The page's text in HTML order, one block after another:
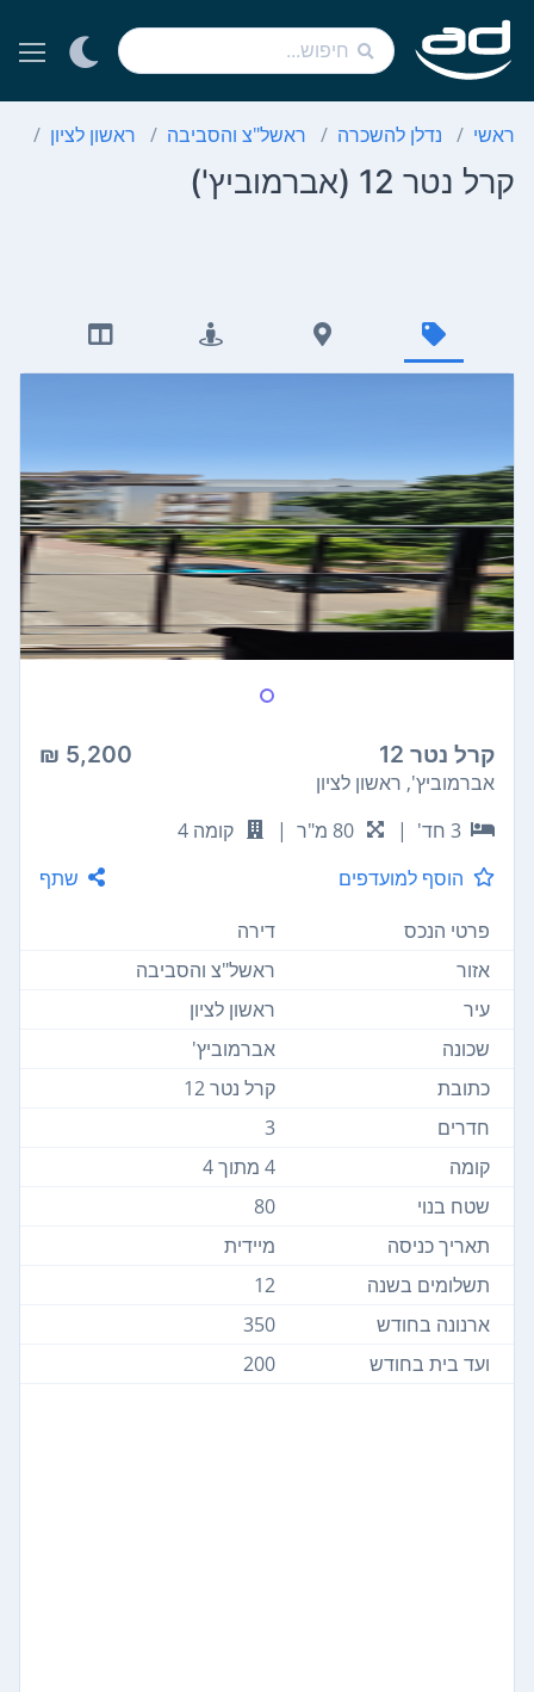
ראשי נדלן להשכרה ראשל"צ והסביבה ראשון לציון
קרל נטר 12 (אברמוביץ')
קרל נטר 12 5,200 ₪
אברמוביץ', ראשון לציון
3 חד'
| 80 מ"ר |
קומה 4
הוסף למועדפים
שתף
פרטי הנכס
דירה
אזור
ראשל"צ והסביבה
עיר
ראשון לציון
שכונה
אברמוביץ'
כתובת
קרל נטר 12
חדרים
3
קומה
4 מתוך 4
שטח בנוי
80
תאריך כניסה
מיידית
תשלומים בשנה
12
ארנונה בחודש
350
ועד בית בחודש
200